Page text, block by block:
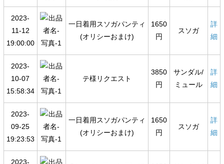
2023-
11-12
19:00:00
一日着用スソガパンティ
(オリシーおまけ)
1650
円
スソガ
詳
細
2023-
10-07
15:58:34
テ様リクエスト
3850
円
サンダル/
ミュール
詳
細
2023-
09-25
19:23:53
一日着用スソガパンティ
(オリシーおまけ)
1650
円
スソガ
詳
細
2023-